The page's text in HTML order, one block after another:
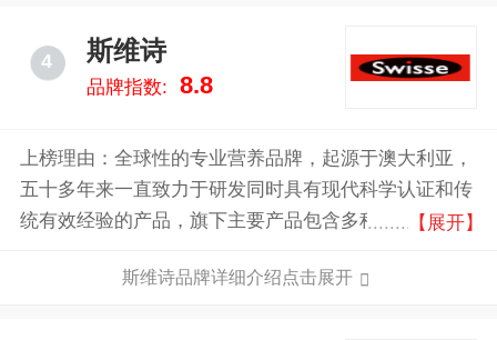
4 斯维诗
品牌指数: 8.8
上榜理由：全球性的专业营养品牌，起源于澳大利亚，
五十多年来一直致力于研发同时具有现代科学认证和传
统有效经验的产品，旗下主要产品包含多种维生素、膳
【展开】
斯维诗品牌详细介绍点击展开